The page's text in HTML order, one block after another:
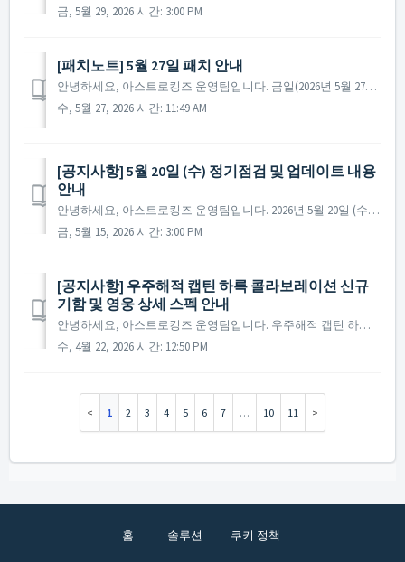
금, 5월 29, 2026 시간: 3:00 PM
[패치노트] 5월 27일 패치 안내
안녕하세요, 아스트로킹즈 운영팀입니다. 금일(2026년 5월 27일) 진행된 패치에 대해 안내해 드립니다. ▶ 2026년 5월 27일 패치노트 - 특정 조건 달성 시 팝업되는 일부 패키지가 노출되지 않는 문제를 수정하였습니다. 감사합니다. 아스트로킹...
수, 5월 27, 2026 시간: 11:49 AM
[공지사항] 5월 20일 (수) 정기점검 및 업데이트 내용
안내
안녕하세요, 아스트로킹즈 운영팀입니다. 2026년 5월 20일 (수)에 진행 예정인 정기 점검 및 업데이트에 대해 안내드립니다. ※ 점검 내용은 상황에 따라 변경될 수 있으며, 변경 시 본 공지로 안내드릴 예정입니다. ▶ 정기점검 및 업데이트 사전 안내 - 점검 ...
금, 5월 15, 2026 시간: 3:00 PM
[공지사항] 우주해적 캡틴 하록 콜라보레이션 신규
기함 및 영웅 상세 스펙 안내
안녕하세요, 아스트로킹즈 운영팀입니다. 우주해적 캡틴 하록의 전설적 영웅들과 신규 기함 [신] 아르카디아가 마침내 출격했습니다! 새로운 기함과 영웅의 압도적인 능력치를 지금 바로 확인하시고, 무한한 별의 바다에서 사령관님만의 아스트로킹즈 신화를 써내려가세요! ...
수, 4월 22, 2026 시간: 12:50 PM
1 2 3 4 5 6 7 … 10 11
홈 솔루션 쿠키 정책